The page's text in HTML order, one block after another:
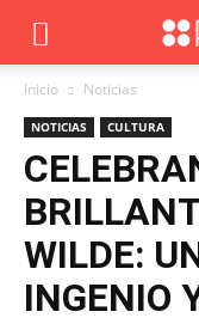
Inicio Noticias
NOTICIAS CULTURA
WILDE:
INGENIO